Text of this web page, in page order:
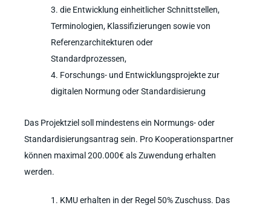
die Entwicklung einheitlicher Schnittstellen,
Terminologien, Klassifizierungen sowie von
Referenzarchitekturen oder
Standardprozessen,
Forschungs- und Entwicklungsprojekte zur
digitalen Normung oder Standardisierung
Das Projektziel soll mindestens ein Normungs- oder
Standardisierungsantrag sein. Pro Kooperationspartner
können maximal 200.000€ als Zuwendung erhalten
werden.
KMU erhalten in der Regel 50% Zuschuss. Das